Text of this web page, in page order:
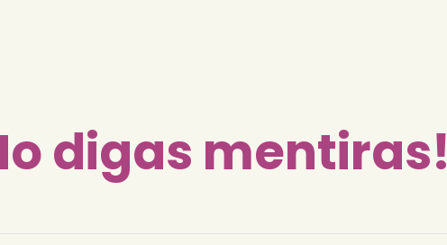
digas mentiras!